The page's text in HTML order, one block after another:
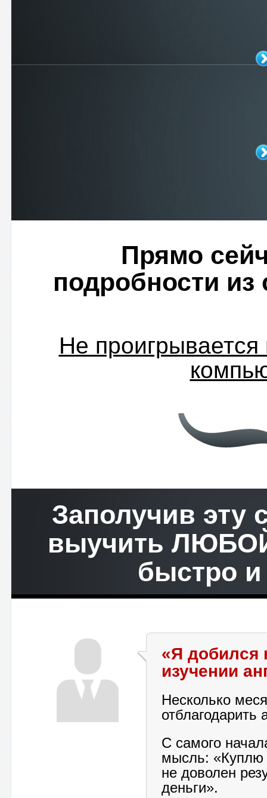
Прямо
подробности из
Не
Заполучив эту
выучить
быстро
«Я добился
изучении
Несколько
отблагодарить
С самого
мысль: «Куплю
не доволен
деньги».